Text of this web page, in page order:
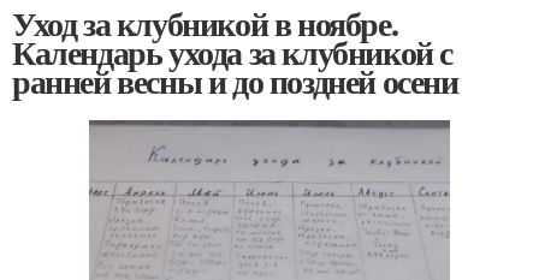
Уход за клубникой в ноябре.
Календарь ухода за клубникой с
ранней весны и до поздней осени